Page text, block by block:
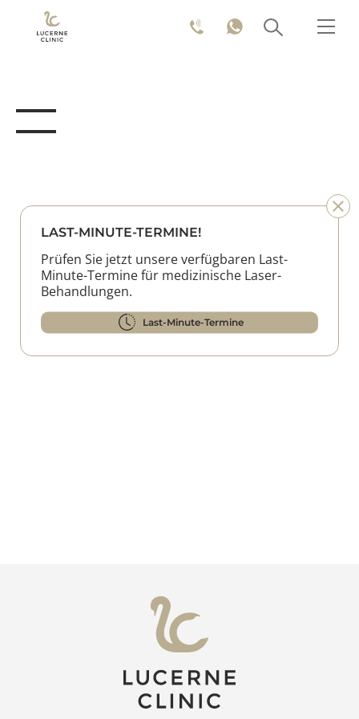
LAST-MINUTE-TERMINE!
Prüfen Sie jetzt unsere verfügbaren Last-
Minute-Termine für medizinische Laser-
Behandlungen.
Last-Minute-Termine